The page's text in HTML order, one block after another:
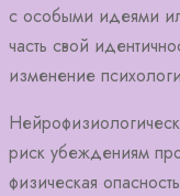
с особыми идеями
часть свой
изменение
риск убеждениям
физическая